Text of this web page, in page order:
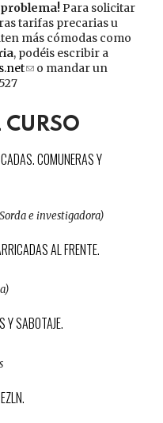
problema!Para solicitar
tarifas precarias u
más cómodas como
, podéis escribir a
(link
mail)
o mandar un
COMUNERAS Y
e investigadora)
AL FRENTE.
Y SABOTAJE.